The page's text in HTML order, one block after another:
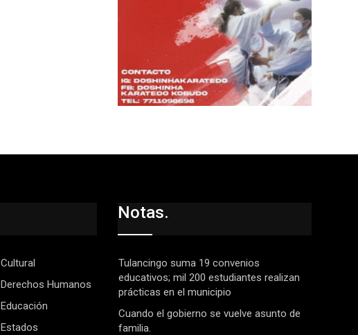
Cultural
Derechos Humanos
Educación
Estados
Notas.
Tulancingo suma 19 convenios
educativos; mil 200 estudiantes realizan
prácticas en el municipio
Cuando el gobierno se vuelve asunto de
familia.